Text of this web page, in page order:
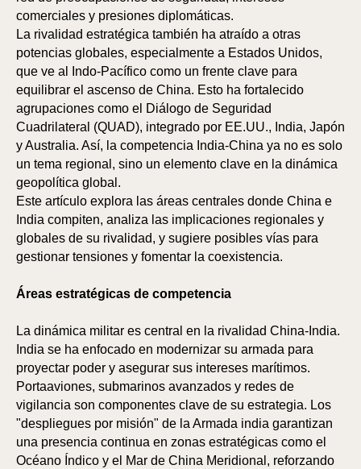
comerciales y presiones diplomáticas.
La rivalidad estratégica también ha atraído a otras
potencias globales, especialmente a Estados Unidos,
que ve al Indo-Pacífico como un frente clave para
equilibrar el ascenso de China. Esto ha fortalecido
agrupaciones como el Diálogo de Seguridad
Cuadrilateral (QUAD), integrado por EE.UU., India, Japón
y Australia. Así, la competencia India-China ya no es solo
un tema regional, sino un elemento clave en la dinámica
geopolítica global.
Este artículo explora las áreas centrales donde China e
India compiten, analiza las implicaciones regionales y
globales de su rivalidad, y sugiere posibles vías para
gestionar tensiones y fomentar la coexistencia.
Áreas estratégicas de competencia
La dinámica militar es central en la rivalidad China-India.
India se ha enfocado en modernizar su armada para
proyectar poder y asegurar sus intereses marítimos.
Portaaviones, submarinos avanzados y redes de
vigilancia son componentes clave de su estrategia. Los
"despliegues por misión" de la Armada india garantizan
una presencia continua en zonas estratégicas como el
Océano Índico y el Mar de China Meridional, reforzando